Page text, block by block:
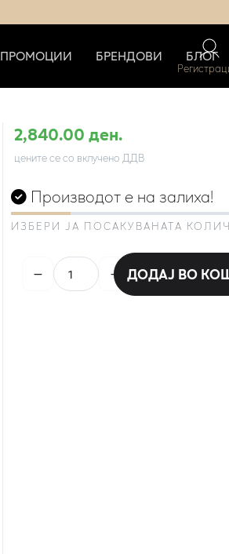
ПРОМОЦИИ БРЕНДОВИ БЛОГ
2,840.00 ден.
цените се со вклучено ДДВ
Производот е на залиха!
ИЗБЕРИ ЈА ПОСАКУВАНАТА
ДОДАЈ ВО